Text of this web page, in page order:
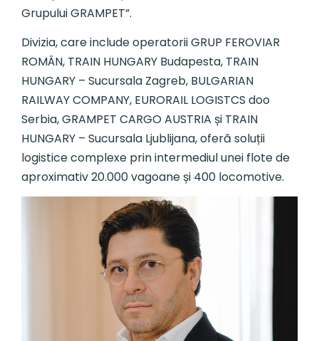
Grupului GRAMPET”.
Divizia, care include operatorii GRUP FEROVIAR
ROMÂN, TRAIN HUNGARY Budapesta, TRAIN
HUNGARY – Sucursala Zagreb, BULGARIAN
RAILWAY COMPANY, EURORAIL LOGISTCS doo
Serbia, GRAMPET CARGO AUSTRIA și TRAIN
HUNGARY – Sucursala Ljublijana, oferă soluții
logistice complexe prin intermediul unei flote de
aproximativ 20.000 vagoane și 400 locomotive.